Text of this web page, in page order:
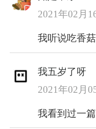
2021年02月
我听说吃香
我五岁了呀
2021年02月
我看到过一